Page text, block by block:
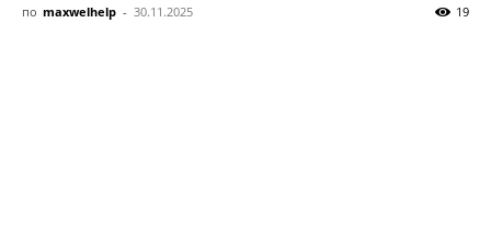
по maxwelhelp - 30.11.2025 19